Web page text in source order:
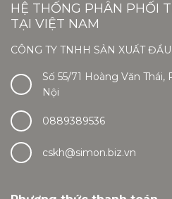
HỆ THỐNG PHÂN PHỐI
TẠI VIỆT NAM
CÔNG TY TNHH SẢN XUẤT
Số 55/71 Hoàng Văn
Nội
0889389536
cskh@simon.biz.vn